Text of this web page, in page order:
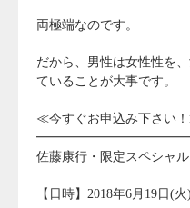
両極端なのです。
だから、男性は女性性を
ていることが大事です。
≪今すぐお申込み下さい
佐藤康行・限定スペシャ
【日時】2018年6月19日(